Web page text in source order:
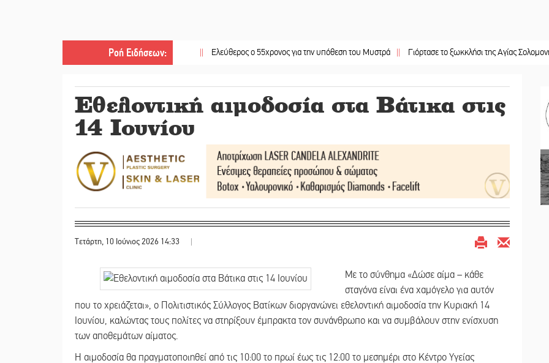
Ροή Ειδήσεων:
|| Ελεύθερος ο 55χρονος για την υπόθεση του Μυστρά || Γιόρτασε το ξωκκλήσι της Αγίας Σολομονής στη
Εθελοντική αιμοδοσία στα Βάτικα στις
14 Ιουνίου
Τετάρτη, 10 Ιούνιος 2026 14:33 |
Με το σύνθημα «Δώσε αίμα – κάθε
σταγόνα είναι ένα χαμόγελο για αυτόν
που το χρειάζεται», ο Πολιτιστικός Σύλλογος Βατίκων διοργανώνει εθελοντική αιμοδοσία την Κυριακή 14
Ιουνίου, καλώντας τους πολίτες να στηρίξουν έμπρακτα τον συνάνθρωπο και να συμβάλουν στην ενίσχυση
των αποθεμάτων αίματος.
Η αιμοδοσία θα πραγματοποιηθεί από τις 10:00 το πρωί έως τις 12:00 το μεσημέρι στο Κέντρο Υγείας